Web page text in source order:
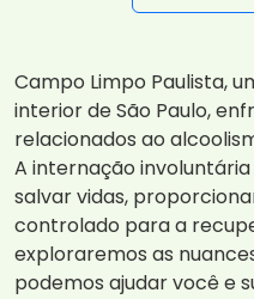
Campo Limpo Paulista,
interior de São Paulo,
relacionados ao
A internação
salvar vidas,
controlado para a
exploraremos as
podemos ajudar você e